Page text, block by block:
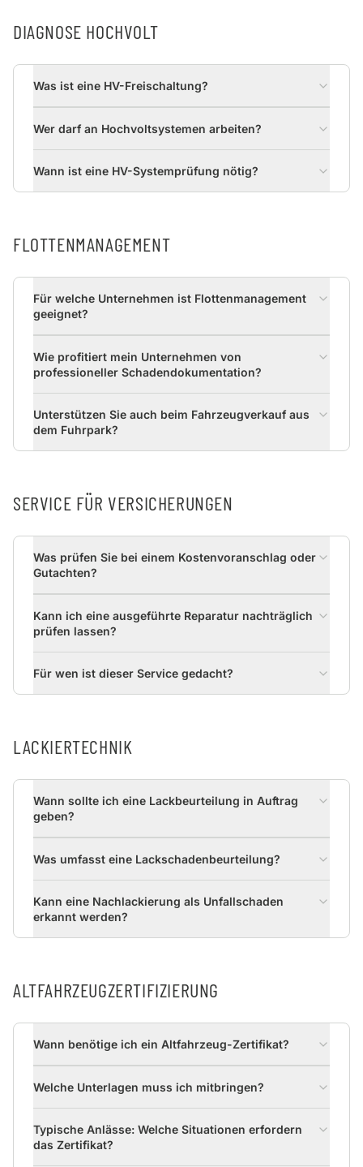
DIAGNOSE HOCHVOLT
Was ist eine HV-Freischaltung?
Wer darf an Hochvoltsystemen arbeiten?
Wann ist eine HV-Systemprüfung nötig?
FLOTTENMANAGEMENT
Für welche Unternehmen ist Flottenmanagement
geeignet?
Wie profitiert mein Unternehmen von
professioneller Schadendokumentation?
Unterstützen Sie auch beim Fahrzeugverkauf aus
dem Fuhrpark?
SERVICE FÜR VERSICHERUNGEN
Was prüfen Sie bei einem Kostenvoranschlag oder
Gutachten?
Kann ich eine ausgeführte Reparatur nachträglich
prüfen lassen?
Für wen ist dieser Service gedacht?
LACKIERTECHNIK
Wann sollte ich eine Lackbeurteilung in Auftrag
geben?
Was umfasst eine Lackschadenbeurteilung?
Kann eine Nachlackierung als Unfallschaden
erkannt werden?
ALTFAHRZEUGZERTIFIZIERUNG
Wann benötige ich ein Altfahrzeug-Zertifikat?
Welche Unterlagen muss ich mitbringen?
Typische Anlässe: Welche Situationen erfordern
das Zertifikat?